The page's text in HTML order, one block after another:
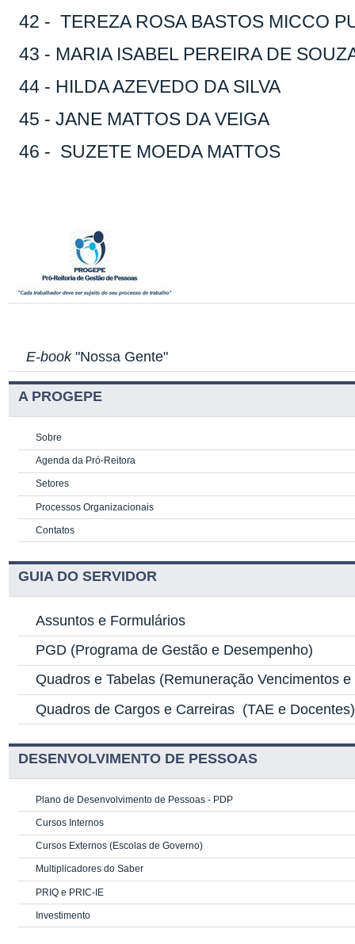
42 - TEREZA ROSA BASTOS MICCO
43 - MARIA ISABEL PEREIRA DE
44 - HILDA AZEVEDO DA SILVA
45 - JANE MATTOS DA VEIGA
46 - SUZETE MOEDA MATTOS
E-book"Nossa Gente"
A PROGEPE
Sobre
Agenda da Pró-Reitora
Setores
Processos Organizacionais
Contatos
GUIA DO SERVIDOR
Assuntos e Formulários
PGD (Programa de Gestão e Desempenho)
Quadros e Tabelas (Remuneração Vencimentos
Quadros de Cargos e Carreiras (TAE e Docentes)
DESENVOLVIMENTO DE PESSOAS
Plano de Desenvolvimento de Pessoas - PDP
Cursos Internos
Cursos Externos (Escolas de Governo)
Multiplicadores do Saber
PRIQ e PRIC-IE
Investimento